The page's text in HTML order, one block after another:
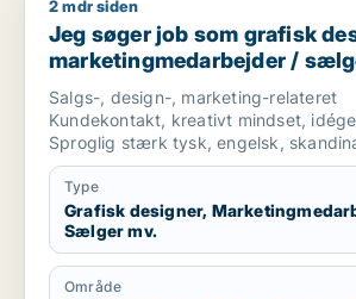
Jeg føler virkelig, at en ansættelse
det bedste, mvh mikkel nilsson
Jeg søger job som grafisk designer
2 mdr siden
Jeg søger job som grafisk
marketingmedarbejder /
medarbejder /
Salgs-, design-, marketing-relateret
Kundekontakt, kreativt mindset,
Sproglig stærk tysk, engelsk,
Type
Grafisk designer,
Sælger mv.
Område